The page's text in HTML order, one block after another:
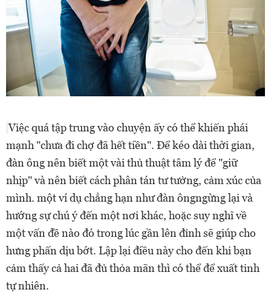
Việc quá tập trung vào chuyện ấy có thể khiến phái
mạnh "chưa đi chợ đã hết tiền". Để kéo dài thời gian,
đàn ông nên biết một vài thủ thuật tâm lý để "giữ
nhịp" và nên biết cách phân tán tư tưởng, cảm xúc của
mình. một ví dụ chẳng hạn như đàn ôngngừng lại và
hướng sự chú ý đến một nơi khác, hoặc suy nghĩ về
một vấn đề nào đó trong lúc gần lên đỉnh sẽ giúp cho
hưng phấn dịu bớt. Lập lại điều này cho đến khi bạn
cảm thấy cả hai đã đủ thỏa mãn thì có thể để xuất tinh
tự nhiên.